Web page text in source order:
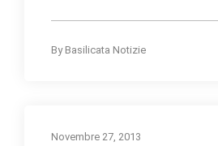
By Basilicata Notizie
Novembre 27, 2013